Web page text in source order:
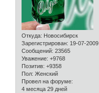
Откуда: Новосибирск
Зарегистрирован: 19-07-2009
Сообщений: 23565
Уважение: +9768
Позитив: +9358
Пол: Женский
Провел на форуме:
4 месяца 29 дней